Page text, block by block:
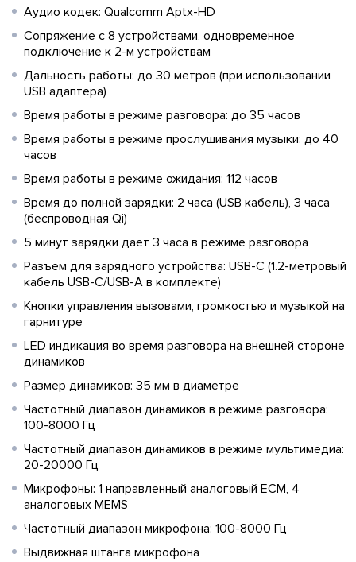
Аудио кодек: Qualcomm Aptx-HD
Сопряжение с 8 устройствами, одновременное
подключение к 2-м устройствам
Дальность работы: до 30 метров (при использовании
USB адаптера)
Время работы в режиме разговора: до 35 часов
Время работы в режиме прослушивания музыки: до 40
часов
Время работы в режиме ожидания: 112 часов
Время до полной зарядки: 2 часа (USB кабель), 3 часа
(беспроводная Qi)
5 минут зарядки дает 3 часа в режиме разговора
Разъем для зарядного устройства: USB-C (1.2-метровый
кабель USB-C/USB-A в комплекте)
Кнопки управления вызовами, громкостью и музыкой на
гарнитуре
LED индикация во время разговора на внешней стороне
динамиков
Размер динамиков: 35 мм в диаметре
Частотный диапазон динамиков в режиме разговора:
100-8000 Гц
Частотный диапазон динамиков в режиме мультимедиа:
20-20000 Гц
Микрофоны: 1 направленный аналоговый ECM, 4
аналоговых MEMS
Частотный диапазон микрофона: 100-8000 Гц
Выдвижная штанга микрофона